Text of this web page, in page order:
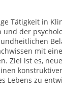
Tätigkeit in
der
mit
Ziel ist es,
Lebens zu